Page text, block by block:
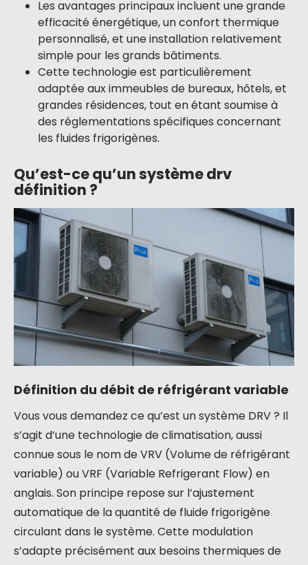
Les avantages principaux incluent une grande
efficacité énergétique, un confort thermique
personnalisé, et une installation relativement
simple pour les grands bâtiments.
Cette technologie est particulièrement
adaptée aux immeubles de bureaux, hôtels, et
grandes résidences, tout en étant soumise à
des réglementations spécifiques concernant
les fluides frigorigènes.
Qu’est-ce qu’un système drv
définition ?
Définition du débit de réfrigérant variable
Vous vous demandez ce qu’est un système DRV ? Il
s’agit d’une technologie de climatisation, aussi
connue sous le nom de VRV (Volume de réfrigérant
variable) ou VRF (Variable Refrigerant Flow) en
anglais. Son principe repose sur l’ajustement
automatique de la quantité de fluide frigorigène
circulant dans le système. Cette modulation
s’adapte précisément aux besoins thermiques de